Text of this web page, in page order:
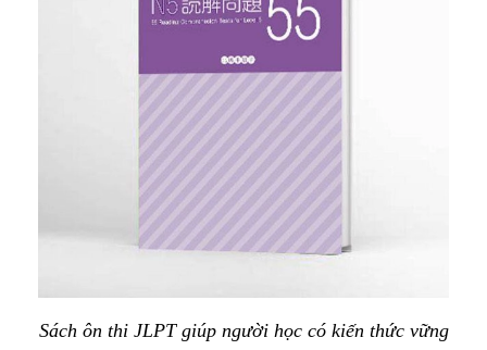
Sách ôn thi JLPT giúp người học có kiến thức vững